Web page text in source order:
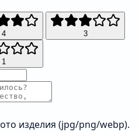
4 3
1
изделия (jpg/png/webp).